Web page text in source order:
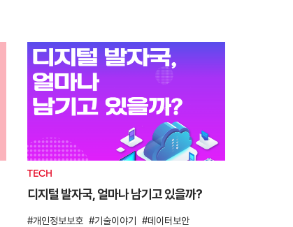
TECH
디지털 발자국, 얼마나 남기고 있을까?
개인정보보호 기술이야기
데이터보안